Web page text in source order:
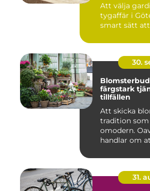
Att välja
tygaffär i
smart sätt att
30.
färgstark
tillfällen
Att skicka
tradition
omodern.
handlar om
31.